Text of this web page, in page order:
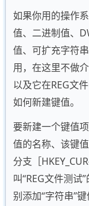
如果你用的操作
值、二进制值、
值、可扩充字符
用，在这里不做
以及它在REG文
如何新建键值。
要新建一个键值
值的名称、该键
分支［
叫“REG文件测试
别添加“字符串”